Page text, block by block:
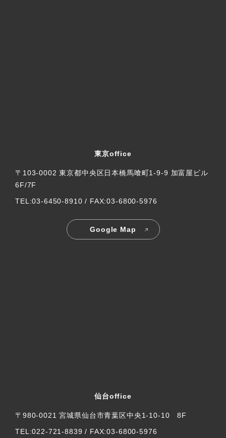
東京office
〒103-0002 東京都中央区日本橋馬喰町1-9-9 加富屋ビル
6F/7F
TEL:03-6450-8910 / FAX:03-6800-5976
Google Map
仙台office
〒980-0021 宮城県仙台市青葉区中央1-10-10 8F
TEL:022-721-8839 / FAX:03-6800-5976